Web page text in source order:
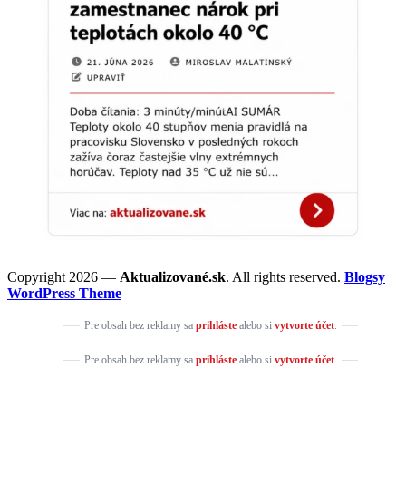
Copyright 2026 — Aktualizované.sk. All rights reserved. Blogsy
WordPress Theme
Pre obsah bez reklamy sa prihlástealebo si vytvorte účet.